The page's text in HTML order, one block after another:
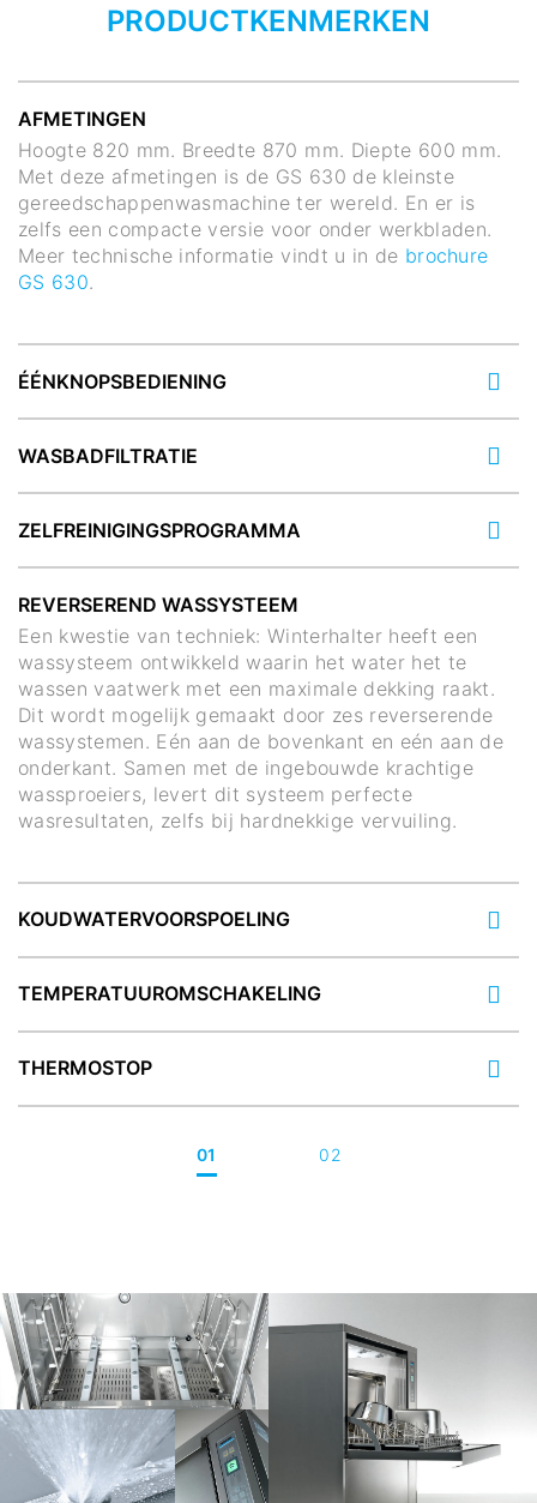
PRODUCTKENMERKEN
AFMETINGEN
Hoogte 820 mm. Breedte 870 mm. Diepte 600 mm.
Met deze afmetingen is de GS 630 de kleinste
gereedschappenwasmachine ter wereld. En er is
zelfs een compacte versie voor onder werkbladen.
Meer technische informatie vindt u in de brochure
GS 630.
ÉÉNKNOPSBEDIENING
WASBADFILTRATIE
ZELFREINIGINGSPROGRAMMA
REVERSEREND WASSYSTEEM
Een kwestie van techniek: Winterhalter heeft een
wassysteem ontwikkeld waarin het water het te
wassen vaatwerk met een maximale dekking raakt.
Dit wordt mogelijk gemaakt door zes reverserende
wassystemen. Eén aan de bovenkant en eén aan de
onderkant. Samen met de ingebouwde krachtige
wassproeiers, levert dit systeem perfecte
wasresultaten, zelfs bij hardnekkige vervuiling.
KOUDWATERVOORSPOELING
TEMPERATUUROMSCHAKELING
THERMOSTOP
01 02